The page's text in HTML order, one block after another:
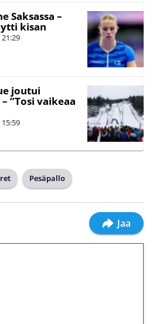
Saksassa –
kisan
21:29
joutui
”Tosi vaikeaa
15:59
Pesäpallo
Jaa